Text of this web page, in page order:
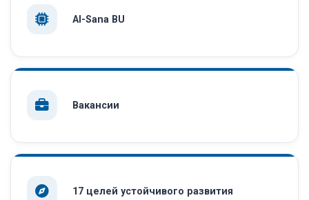
AI-Sana BU
Вакансии
17 целей устойчивого развития